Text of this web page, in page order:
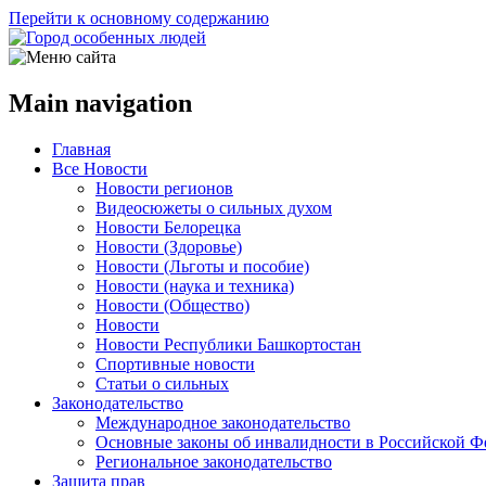
Перейти к основному содержанию
Main navigation
Главная
Все Новости
Новости регионов
Видеосюжеты о сильных духом
Новости Белорецка
Новости (Здоровье)
Новости (Льготы и пособие)
Новости (наука и техника)
Новости (Общество)
Новости
Новости Республики Башкортостан
Спортивные новости
Статьи о сильных
Законодательство
Международное законодательство
Основные законы об инвалидности в Российской
Региональное законодательство
Защита прав